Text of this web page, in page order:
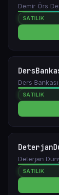
Demir Örs
SATILIK
Ders Bankası
SATILIK
Deterjan
SATILIK